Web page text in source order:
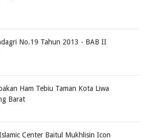
No.19 Tahun 2013 - BAB II
Ham Tebiu Taman Kota Liwa
Barat
Center Baitul Mukhlisin Icon